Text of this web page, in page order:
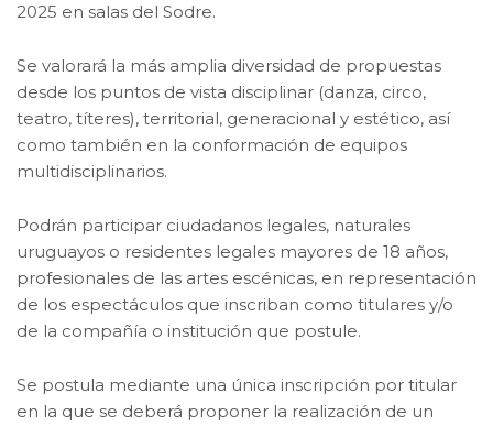
2025 en salas del Sodre.
Se valorará la más amplia diversidad de propuestas
desde los puntos de vista disciplinar (danza, circo,
teatro, títeres), territorial, generacional y estético, así
como también en la conformación de equipos
multidisciplinarios.
Podrán participar ciudadanos legales, naturales
uruguayos o residentes legales mayores de 18 años,
profesionales de las artes escénicas, en representación
de los espectáculos que inscriban como titulares y/o
de la compañía o institución que postule.
Se postula mediante una única inscripción por titular
en la que se deberá proponer la realización de un